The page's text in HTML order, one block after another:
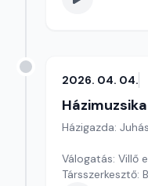
2026. 04. 04.
Házigazda:
Válogatás: Villő
Társszerkesztő: